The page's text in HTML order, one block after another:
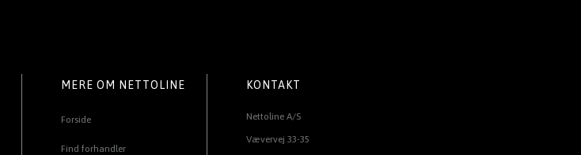
MERE OM NETTOLINE
Forside
Find forhandler
KONTAKT
Nettoline A/S
Vævervej 33-35